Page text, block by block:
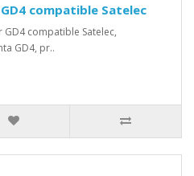
compatible Satelec
compatible Satelec,
GD4, pr..